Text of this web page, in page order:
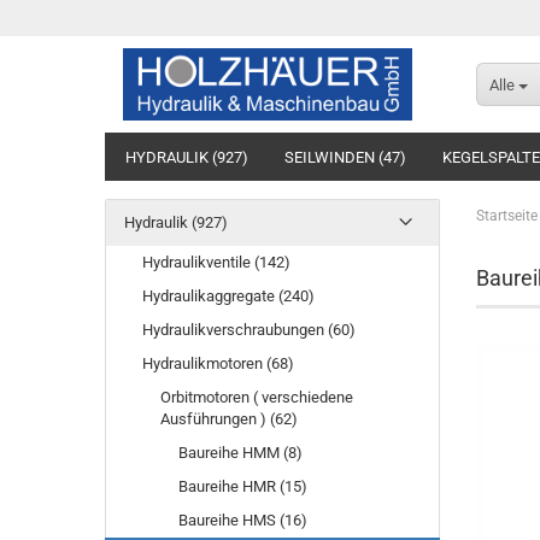
Alle
HYDRAULIK (927) SEILWINDEN (47)
SÄGEWERKTECHNIK (7)
Startseite
Hydraulik (927)
Hydraulikventile (142)
Hydraulikaggregate (240)
Hydraulikverschraubungen (60)
Hydraulikmotoren (68)
Orbitmotoren ( verschiedene
Ausführungen ) (62)
Baureihe HMM (8)
Baureihe HMR (15)
Baureihe HMS (16)